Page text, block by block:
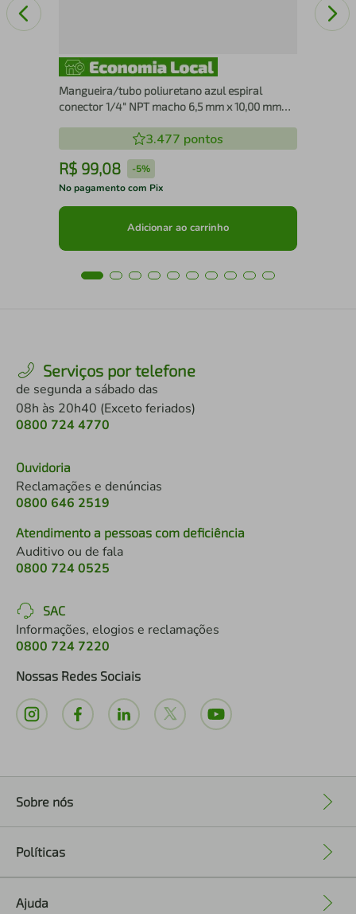
Mangueira/tubo poliuretano azul espiral
conector 1/4" NPT macho 6,5 mm x 10,00 mm
3.477 pontos
R$ 99,08 -5%
No pagamento com Pix
Adicionar ao carrinho
Serviços por telefone
de segunda a sábado das
08h às 20h40 (Exceto feriados)
0800 724 4770
Ouvidoria
Reclamações e denúncias
0800 646 2519
Atendimento a pessoas com deficiência
Auditivo ou de fala
0800 724 0525
SAC
Informações, elogios e reclamações
0800 724 7220
Nossas Redes Sociais
Sobre nós
Políticas
Ajuda